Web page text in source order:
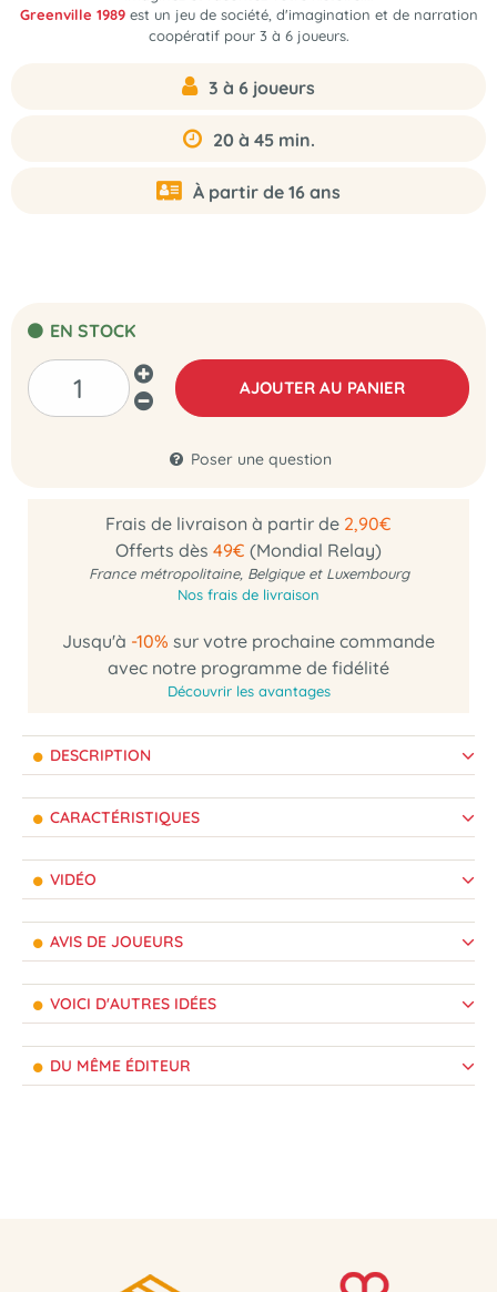
Greenville 1989est un jeu de société, d'imagination et de narration
coopératif pour 3 à 6 joueurs.
3 à 6 joueurs
20 à 45 min.
À partir de 16 ans
EN STOCK
AJOUTER AU PANIER
Poser une question
Frais de livraison à partir de 2,90€
Offerts dès 49€ (Mondial Relay)
France métropolitaine, Belgique et Luxembourg
Nos frais de livraison
Jusqu'à -10% sur votre prochaine commande
avec notre programme de fidélité
Découvrir les avantages
DESCRIPTION
CARACTÉRISTIQUES
VIDÉO
AVIS DE JOUEURS
VOICI D'AUTRES IDÉES
DU MÊME ÉDITEUR